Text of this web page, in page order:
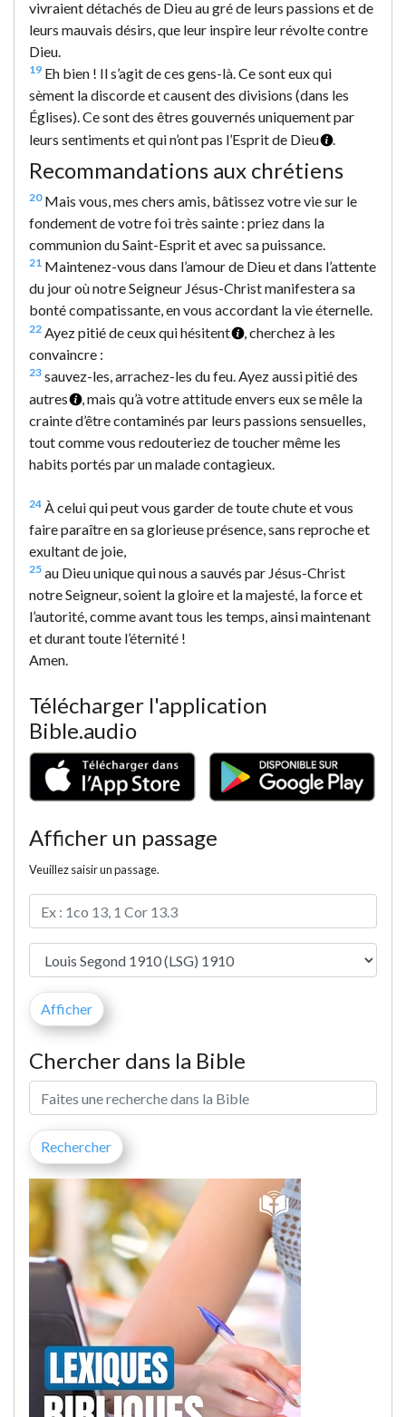
vivraient détachés de Dieu au gré de leurs passions et de
leurs mauvais désirs, que leur inspire leur révolte contre
Dieu.
19 Eh bien ! Il s’agit de ces gens-là. Ce sont eux qui
sèment la discorde et causent des divisions (dans les
Églises). Ce sont des êtres gouvernés uniquement par
leurs sentiments et qui n’ont pas l’Esprit de Dieu
.
Recommandations aux chrétiens
20Mais vous, mes chers amis, bâtissez votre vie sur le
fondement de votre foi très sainte : priez dans la
communion du Saint-Esprit et avec sa puissance.
21 Maintenez-vous dans l’amour de Dieu et dans l’attente
du jour où notre Seigneur Jésus-Christ manifestera sa
bonté compatissante, en vous accordant la vie éternelle.
22 Ayez pitié de ceux qui hésitent
, cherchez à les
convaincre :
23 sauvez-les, arrachez-les du feu. Ayez aussi pitié des
autres
, mais qu’à votre attitude envers eux se mêle la
crainte d’être contaminés par leurs passions sensuelles,
tout comme vous redouteriez de toucher même les
habits portés par un malade contagieux.
24 À celui qui peut vous garder de toute chute et vous
faire paraître en sa glorieuse présence, sans reproche et
exultant de joie,
25 au Dieu unique qui nous a sauvés par Jésus-Christ
notre Seigneur, soient la gloire et la majesté, la force et
l’autorité, comme avant tous les temps, ainsi maintenant
et durant toute l’éternité !
Amen.
Télécharger l'application
Bible.audio
Afficher un passage
Veuillez saisir un passage.
Chercher dans la Bible